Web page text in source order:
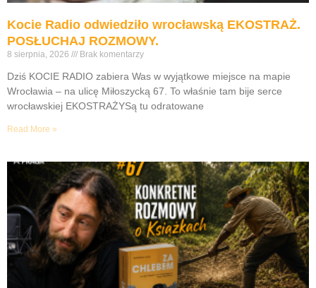
Kocie Radio odwiedziło wrocławską EKOSTRAŻ.
POSŁUCHAJ ROZMOWY.
8 sierpnia, 2026 Brak komentarzy
Dziś KOCIE RADIO zabiera Was w wyjątkowe miejsce na mapie
Wrocławia – na ulicę Miłoszycką 67. To właśnie tam bije serce
wrocławskiej EKOSTRAŻYSą tu odratowane
Read More »